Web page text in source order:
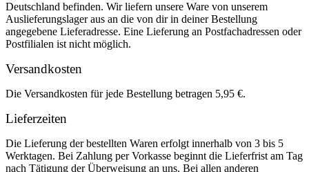
Deutschland befinden. Wir liefern unsere Ware von unserem
Auslieferungslager aus an die von dir in deiner Bestellung
angegebene Lieferadresse. Eine Lieferung an Postfachadressen oder
Postfilialen ist nicht möglich.
Versandkosten
Die Versandkosten für jede Bestellung betragen 5,95 €.
Lieferzeiten
Die Lieferung der bestellten Waren erfolgt innerhalb von 3 bis 5
Werktagen. Bei Zahlung per Vorkasse beginnt die Lieferfrist am Tag
nach Tätigung der Überweisung an uns. Bei allen anderen